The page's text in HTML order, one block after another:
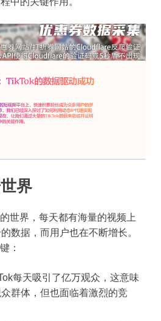
界
世界，每天都有海量的视频上
数据，而用户也在不断增长。
：
每天吸引了亿万观众，这意味
群体，但也面临着激烈的竞